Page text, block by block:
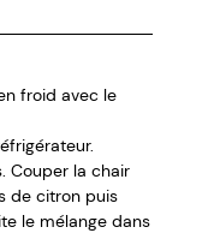
froid avec le
Couper la chair
de citron puis
le mélange dans